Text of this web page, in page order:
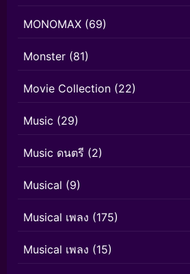
MONOMAX (69)
Monster (81)
Movie Collection (22)
Music (29)
Music ดนตรี (2)
Musical (9)
Musical เพลง (175)
Musical เพลง (15)